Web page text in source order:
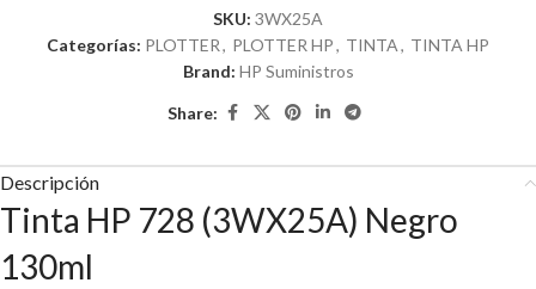
SKU: 3WX25A
Categorías: PLOTTER, PLOTTER HP, TINTA, TINTA HP
Brand: HP Suministros
Share:
Descripción
Tinta HP 728 (3WX25A) Negro
130ml